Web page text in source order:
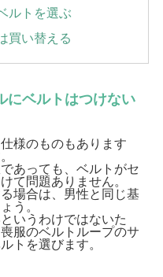
ルトを選ぶ
買い替える
にベルトはつけない
様のものもあります
あっても、ベルトがセ
て問題ありません。
場合は、男性と同じ基
う。
いうわけではないた
服のベルトループのサ
トを選びます。